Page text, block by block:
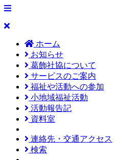
ホーム
お知らせ
葛飾社協について
サービスのご案内
福祉や活動への参加
小地域福祉活動
活動報告記
資料室
連絡先・交通アクセス
検索